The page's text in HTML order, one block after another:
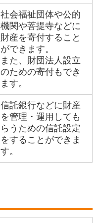
社会福祉団体や公的
機関や菩提寺などに
財産を寄付すること
ができます。
また、財団法人設立
のための寄付もでき
ます。
信託銀行などに財産
を管理・運用しても
らうための信託設定
をすることができま
す。